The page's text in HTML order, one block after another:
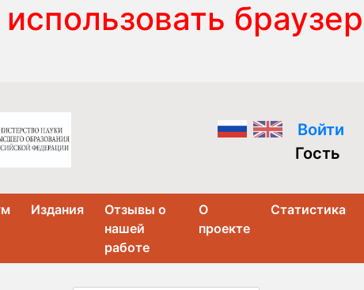
браузeр
Войти
Гость
Издания
Отзывы о
нашей
работе
О
проекте
Статистика